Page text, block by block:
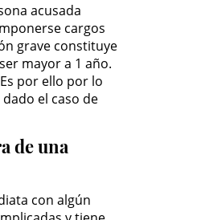
acusada
cargos
grave constituye
mayor a 1 año.
por ello por lo
el caso de
de una
con algún